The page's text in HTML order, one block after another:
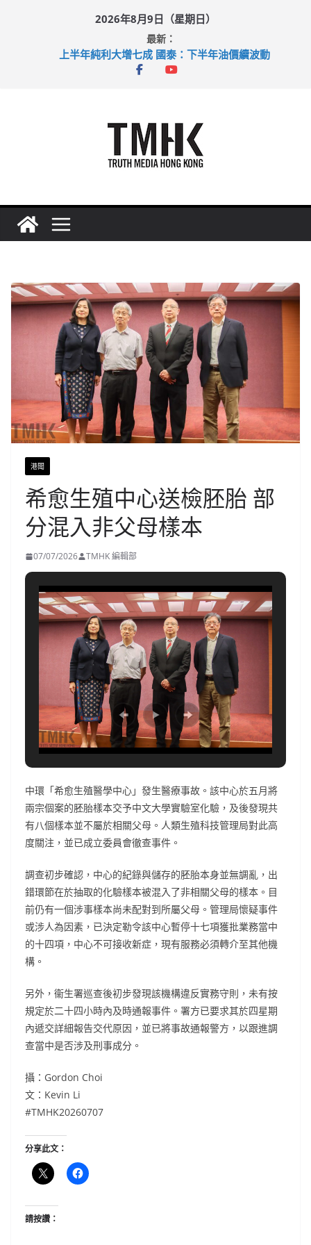
2026年8月9日（星期日）
最新：
上半年純利大增七成 國泰：下半年油價續波動
拜仁熱身賽挫維拉 啟德主場館奪錦標
港聞
希愈生殖中心送檢胚胎 部
分混入非父母樣本
07/07/2026 TMHK 編輯部
中環「希愈生殖醫學中心」發生醫療事故。該中心於五月將
兩宗個案的胚胎樣本交予中文大學實驗室化驗，及後發現共
有八個樣本並不屬於相關父母。人類生殖科技管理局對此高
度關注，並已成立委員會徹查事件。
調查初步確認，中心的紀錄與儲存的胚胎本身並無調亂，出
錯環節在於抽取的化驗樣本被混入了非相關父母的樣本。目
前仍有一個涉事樣本尚未配對到所屬父母。管理局懷疑事件
或涉人為因素，已決定勒令該中心暫停十七項獲批業務當中
的十四項，中心不可接收新症，現有服務必須轉介至其他機
構。
另外，衞生署巡查後初步發現該機構違反實務守則，未有按
規定於二十四小時內及時通報事件。署方已要求其於四星期
內遞交詳細報告交代原因，並已將事故通報警方，以跟進調
查當中是否涉及刑事成分。
攝：Gordon Choi
文：Kevin Li
#TMHK20260707
分享此文：
請按讚：